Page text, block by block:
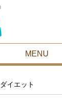
MENU
ダイエット